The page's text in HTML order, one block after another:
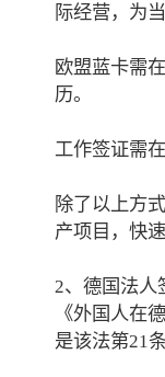
际经营，为
欧盟蓝卡需
历。
工作签证需
除了以上方
产项目，快
2、德国法人
《外国人在
是该法第21条